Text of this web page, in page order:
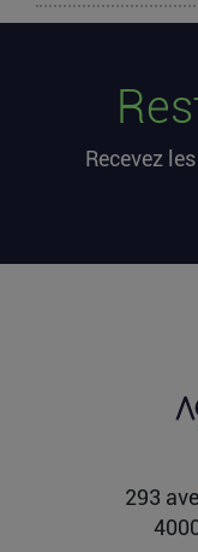
millions
L’article Les
premier sur...
chez OpenAI
L’article Après
Fidji Simo quitte
Recevez
293